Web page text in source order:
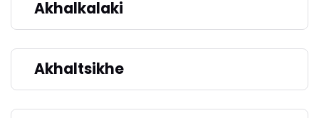
Akhalkalaki
Akhaltsikhe